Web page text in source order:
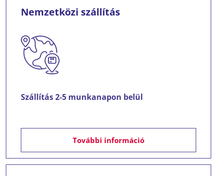
Nemzetközi szállítás
Szállítás 2-5 munkanapon belül
További információ